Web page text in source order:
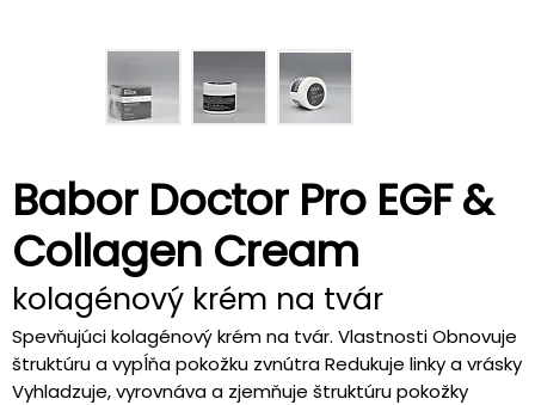
Babor Doctor Pro EGF &
Collagen Cream
kolagénový krém na tvár
Spevňujúci kolagénový krém na tvár. Vlastnosti Obnovuje
štruktúru a vypĺňa pokožku zvnútra Redukuje linky a vrásky
Vyhladzuje, vyrovnáva a zjemňuje štruktúru pokožky